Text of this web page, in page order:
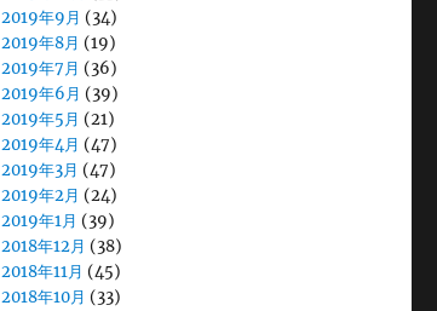
2019年9月 (34)
2019年8月 (19)
2019年7月 (36)
2019年6月 (39)
2019年5月 (21)
2019年4月 (47)
2019年3月 (47)
2019年2月 (24)
2019年1月 (39)
2018年12月 (38)
2018年11月 (45)
2018年10月 (33)